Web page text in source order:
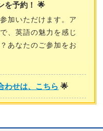
を予約！ 🌟
加いただけます。ア
、英語の魅力を感じ
あなたのご参加をお
わせは、こちら 🌟